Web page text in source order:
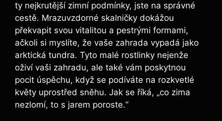
ty nejkrutější zimní podmínky, jste na správné
cestě. Mrazuvzdorné skalničky dokážou
překvapit svou vitalitou a pestrými formami,
ačkoli si myslíte, že vaše zahrada vypadá jako
arktická tundra. Tyto malé rostlinky nejenže
oživí vaši zahradu, ale také vám poskytnou
pocit úspěchu, když se podíváte na rozkvetlé
květy uprostřed sněhu. Jak se říká, „co zima
nezlomí, to s jarem poroste.“